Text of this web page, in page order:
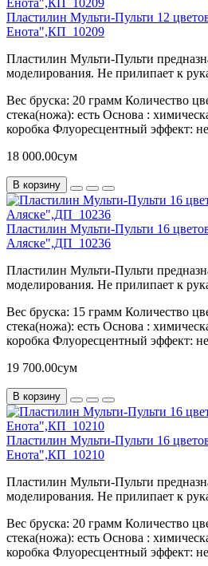
Пластилин Мульти-Пульти 12
Енота",КП_10209
Пластилин Мульти-Пульти
моделирования. Не прилипает к
Вес бруска: 20 грамм Количество
стека(ножа): есть Основа :
коробка Флуоресцентный эффект:
18 000.00сум
В корзину
Пластилин Мульти-Пульти 16
Аляске",ДП_10236
Пластилин Мульти-Пульти
моделирования. Не прилипает к
Вес бруска: 15 грамм Количество
стека(ножа): есть Основа :
коробка Флуоресцентный эффект:
19 700.00сум
В корзину
Пластилин Мульти-Пульти 16
Енота",КП_10210
Пластилин Мульти-Пульти
моделирования. Не прилипает к
Вес бруска: 20 грамм Количество
стека(ножа): есть Основа :
коробка Флуоресцентный эффект: